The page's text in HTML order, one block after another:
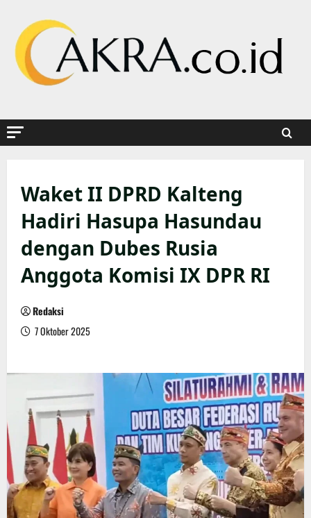
content
Waket II DPRD Kalteng
Hadiri Hasupa Hasundau
dengan Dubes Rusia
Anggota Komisi IX DPR RI
Redaksi
7 Oktober 2025